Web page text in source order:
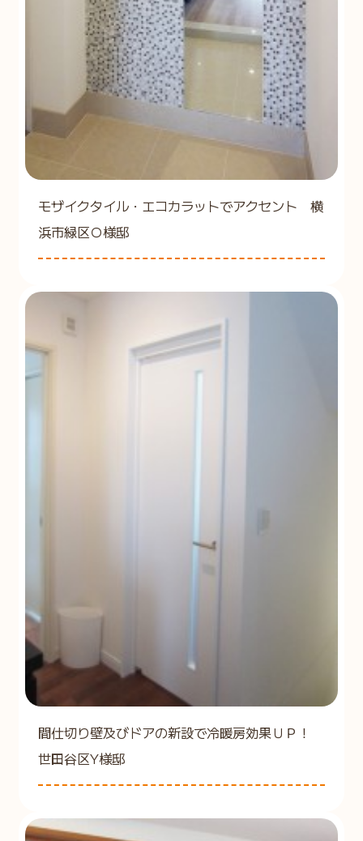
モザイクタイル・エコカラットでアクセント 横
浜市緑区Ｏ様邸
間仕切り壁及びドアの新設で冷暖房効果ＵＰ！
世田谷区Y様邸